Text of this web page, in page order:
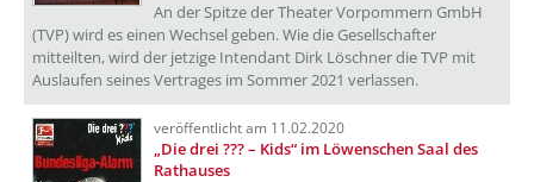
An der Spitze der Theater Vorpommern GmbH
(TVP) wird es einen Wechsel geben. Wie die Gesellschafter
mitteilten, wird der jetzige Intendant Dirk Löschner die TVP mit
Auslaufen seines Vertrages im Sommer 2021 verlassen.
veröffentlicht am 11.02.2020
„Die drei ??? – Kids“ im Löwenschen Saal des
Rathauses